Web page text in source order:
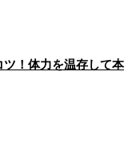
！体力を温存して本